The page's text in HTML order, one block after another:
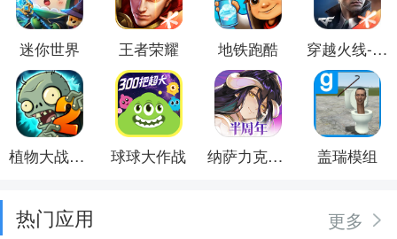
迷你世界 王者荣耀 地铁跑酷 穿越火线-枪战王者
植物大战僵尸2 球球大作战 纳萨力克之王 盖瑞模组
热门应用 更多